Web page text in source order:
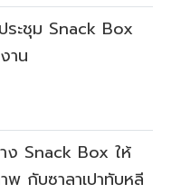
ระชุม Snack Box
าน
ง Snack Box ให้
พ กับซาลาเปาทับหลี